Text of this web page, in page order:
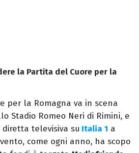
la Partita del Cuore per la
per la Romagna va in scena
Stadio Romeo Neri di Rimini, e
televisiva su Italia 1 a
come ogni anno, ha scopo